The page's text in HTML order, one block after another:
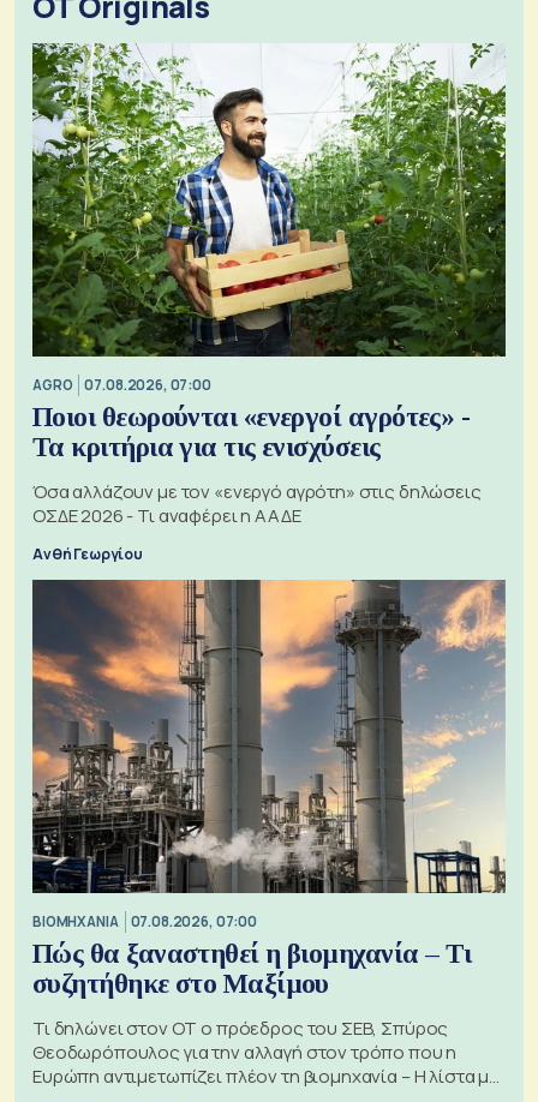
AGRO 07.08.2026, 07:00
Ποιοι θεωρούνται «ενεργοί αγρότες» -
Τα κριτήρια για τις ενισχύσεις
Όσα αλλάζουν με τον «ενεργό αγρότη» στις δηλώσεις
ΟΣΔΕ 2026 - Τι αναφέρει η ΑΑΔΕ
Ανθή Γεωργίου
ΒΙΟΜΗΧΑΝΙΑ 07.08.2026, 07:00
Πώς θα ξαναστηθεί η βιομηχανία – Τι
συζητήθηκε στο Μαξίμου
Τι δηλώνει στον ΟΤ ο πρόεδρος του ΣΕΒ, Σπύρος
Θεοδωρόπουλος για την αλλαγή στον τρόπο που η
Ευρώπη αντιμετωπίζει πλέον τη βιομηχανία – Η λίστα με